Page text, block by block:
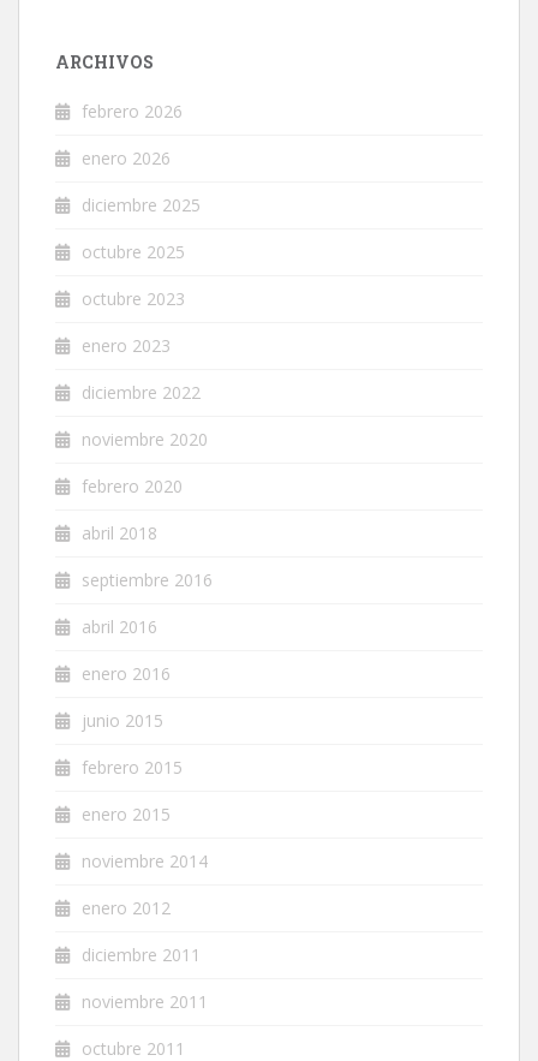
ARCHIVOS
febrero 2026
enero 2026
diciembre 2025
octubre 2025
octubre 2023
enero 2023
diciembre 2022
noviembre 2020
febrero 2020
abril 2018
septiembre 2016
abril 2016
enero 2016
junio 2015
febrero 2015
enero 2015
noviembre 2014
enero 2012
diciembre 2011
noviembre 2011
octubre 2011